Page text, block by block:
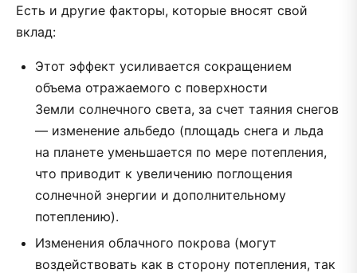
Есть и другие факторы, которые вносят свой
вклад:
Этот эффект усиливается сокращением
объема отражаемого с поверхности
Земли солнечного света, за счет таяния снегов
— изменение альбедо (площадь снега и льда
на планете уменьшается по мере потепления,
что приводит к увеличению поглощения
солнечной энергии и дополнительному
потеплению).
Изменения облачного покрова (могут
воздействовать как в сторону потепления, так